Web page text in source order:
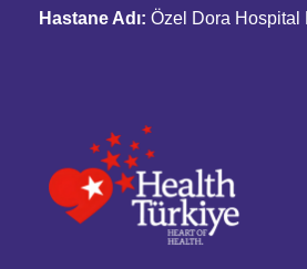
Hastane Adı: Özel Dora Hospital